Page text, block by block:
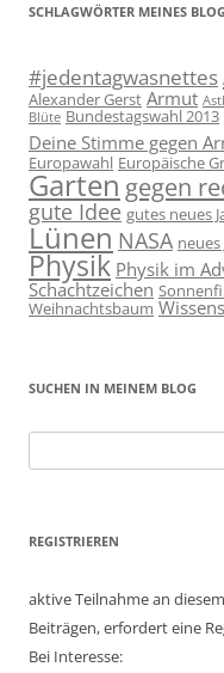
SCHLAGWÖRTER MEINES
#jedentagwasnettes
Alexander Gerst Armut
Blüte Bundestagswahl 2013
Deine Stimme gegen
Europawahl Europäische
Garten gegen
gute Idee gutes neues
Lünen NASA neues
Physik Physik im
Schachtzeichen
Weihnachtsbaum
SUCHEN IN MEINEM BLOG
nach:
REGISTRIEREN
aktive Teilnahme an
Beiträgen, erfordert eine
Bei Interesse: